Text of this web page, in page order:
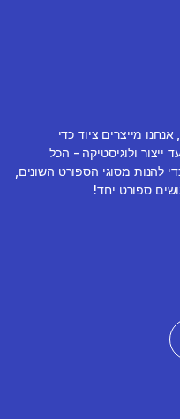
מייצרים ציוד כדי
ייצור ולוגיסטיקה - הכל
להנות מסוגי הספורט השונים,